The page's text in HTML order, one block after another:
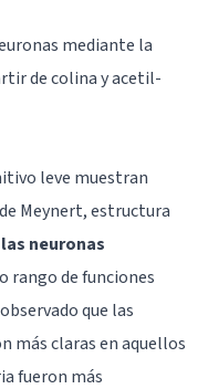
mediante la
de colina y acetil-
leve muestran
Meynert, estructura
neuronas
rango de funciones
que las
más claras en aquellos
fueron más